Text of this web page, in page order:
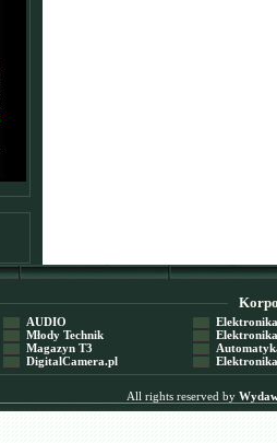
AUDIO
Młody Technik
Magazyn T3
DigitalCamera.pl
Elektronika
Elektronika
Automatyka
Elektronika
All rights reserved by